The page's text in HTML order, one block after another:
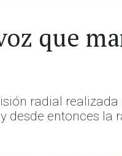
que
radial
entonces